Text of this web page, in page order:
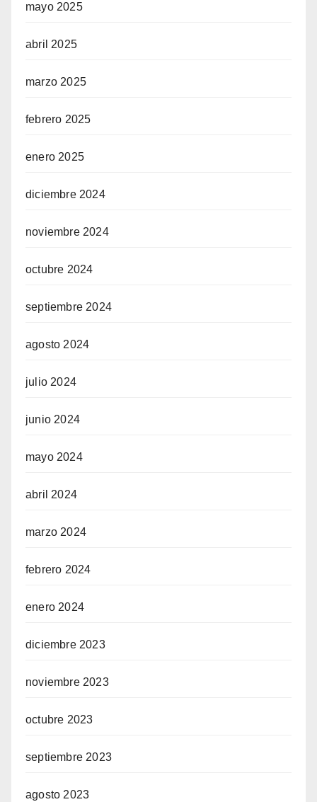
mayo 2025
abril 2025
marzo 2025
febrero 2025
enero 2025
diciembre 2024
noviembre 2024
octubre 2024
septiembre 2024
agosto 2024
julio 2024
junio 2024
mayo 2024
abril 2024
marzo 2024
febrero 2024
enero 2024
diciembre 2023
noviembre 2023
octubre 2023
septiembre 2023
agosto 2023